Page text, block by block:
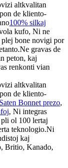
altkvalitan
de kliento-
100% silkaj
kufo, Ni ne
plej bone novigi por
gravas de
peton, kaj
renkonti vian
altkvalitan
de kliento-
Saten Bonnet prezo,
, Ni integras
ol 100 lertaj
teknologio.Ni
kaj
Britio, Kanado,